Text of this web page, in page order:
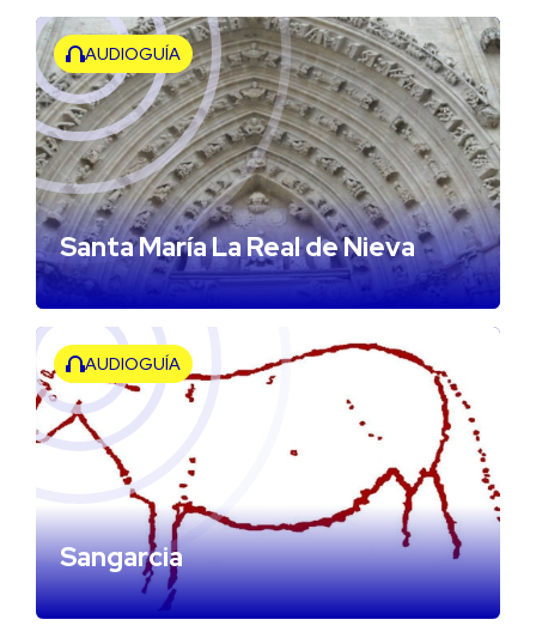
AUDIOGUÍA
Santa María La Real de Nieva
AUDIOGUÍA
Sangarcia